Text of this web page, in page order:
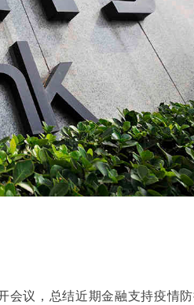
议，总结近期金融支持疫情